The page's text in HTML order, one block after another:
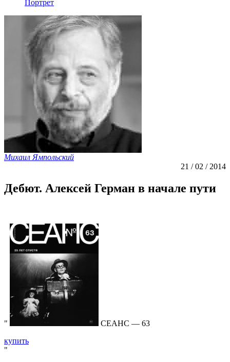
Портрет
Михаил Ямпольский
21 / 02 / 2014
Дебют. Алексей Герман в начале пути
СЕАНС — 63
купить